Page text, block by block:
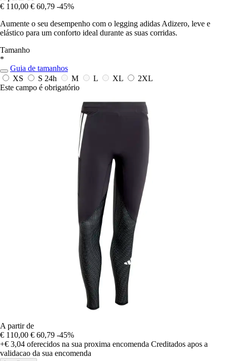
€ 110,00 € 60,79 -45%
Aumente o seu desempenho com o legging adidas Adizero, leve e
elástico para um conforto ideal durante as suas corridas.
Tamanho
*
Guia de tamanhos
XS
S 24h M L XL
2XL
Este campo é obrigatório
A partir de
€ 110,00 € 60,79 -45%
+€ 3,04 oferecidos na sua proxima encomenda Creditados apos a
validacao da sua encomenda